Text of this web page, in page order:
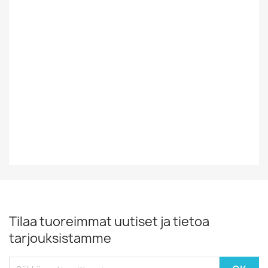
Tilaa tuoreimmat uutiset ja tietoa
tarjouksistamme